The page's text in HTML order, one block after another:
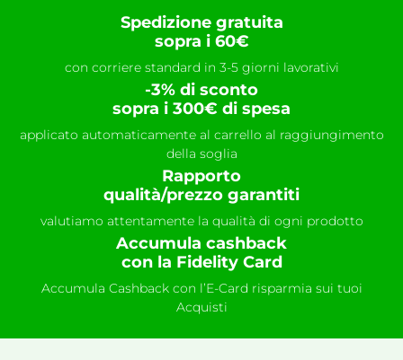
Spedizione gratuita
sopra i 60€
con corriere standard in 3-5 giorni lavorativi
-3% di sconto
sopra i 300€ di spesa
applicato automaticamente al carrello al raggiungimento
della soglia
Rapporto
qualità/prezzo garantiti
valutiamo attentamente la qualità di ogni prodotto
Accumula cashback
con la Fidelity Card
Accumula Cashback con l’E-Card risparmia sui tuoi
Acquisti